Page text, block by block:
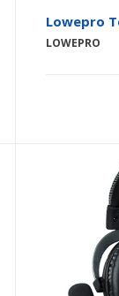
Lowepro
LOWEPRO